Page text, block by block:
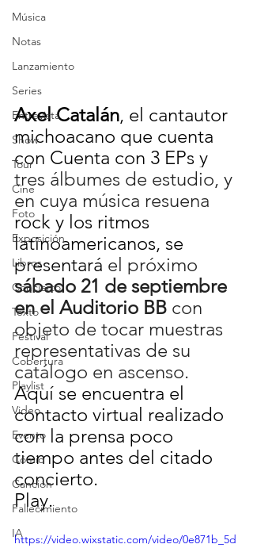
Música
Notas
Lanzamiento
Series
Entrevista
Show
Tour
Cine
Foto
Exposición
Libros
Concierto
Texto
Festival
Cobertura
Playlist
Video
Evento
Cómic
Canción
Fallecimiento
IA
Axel Catalán, el cantautor
michoacano que cuenta
con Cuenta con 3 EPs y
tres álbumes de estudio, y
en cuya música resuena
rock y los ritmos
latinoamericanos, se
presentará el próximo
sábado 21 de septiembre
en el Auditorio BB con
objeto de tocar muestras
representativas de su
catálogo en ascenso.
Aquí se encuentra el
contacto virtual realizado
con la prensa poco
tiempo antes del citado
concierto.
Play.
https://video.wixstatic.com/video/0e871b_5d